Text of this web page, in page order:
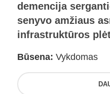
demencija
senyvo amžiaus
infrastruktūros
Būsena: Vykdomas